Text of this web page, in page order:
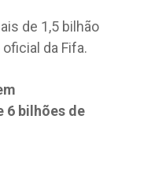
de 1,5 bilhão
da Fifa.
6 bilhões de